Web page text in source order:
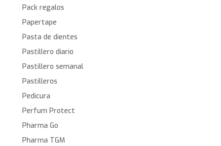
Pack regalos
Papertape
Pasta de dientes
Pastillero diario
Pastillero semanal
Pastilleros
Pedicura
Perfum Protect
Pharma Go
Pharma TGM